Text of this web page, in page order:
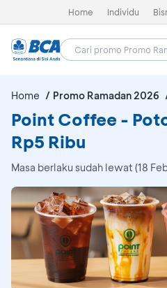
Home Individu
Home Promo Ramadan 2026
Point Coffee -
Rp5 Ribu
Masa berlaku sudah lewat (18